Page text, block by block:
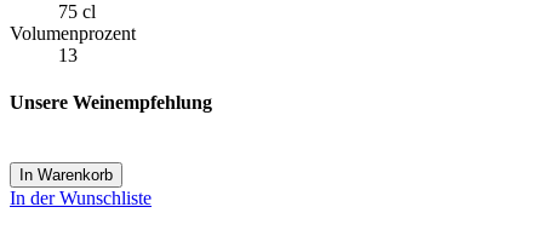
75 cl
Volumenprozent
13
Unsere Weinempfehlung
In Warenkorb
In der Wunschliste